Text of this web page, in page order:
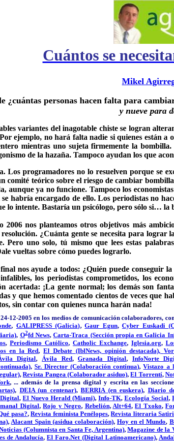
Cuántos se
Mikel
¿cuántas personas hacen falta para
y nueve para
variantes del inagotable chiste se logran
ejemplo, no hará falta nadie si quienes están a
mientras uno sujeta firmemente la
de la hazaña. Tampoco ayudan los que
Los programadores no lo resuelven porque se
comité teórico sobre el riesgo de cambiar
aunque ya no funcione. Tampoco los
habría encargado de ello. Los periodistas no
lo intente. Bastaría un psicólogo, pero sólo si… la
2006 nos planteamos otros objetivos más
¿Cuánta gente se necesita para
Pero uno solo, tú mismo que lees estas
vueltas sobre cómo puedes lograrlo.
nos ayude a todos: ¿Quién puede conseguir
los periodistas comprometidos, los
acertada: ¡La gente normal; los demás son
y que hemos comentado cientos de veces que
sin contar con quienes nunca harán nada!
12-2005 en los medios de comunicación colaboradores,
, GALIPRESS (Galicia),Gaur Egun,Cyber Euskadi
, O2fd News,Carta-Traca (Sección propia en Galicia
, Periodismo Católico, Catholic Exchange, Iglesia.org,
en la Red,El Debate (IblNews, opinión destacada),
Digital,Ávila Red,Granada Digital, InfoNorte
,Sr. Director (Colaboración continua),Vistazo a
,Revista Pangea (Colaborador asiduo),El Torrentí,
, ... además de la prensa digital y escrita en las
, DEIA (un centenar),BERRIA (en euskera), Diario
, El Nuevo Herald (Miami), Info-TK, Ecología Social,
Digital,Rojo y Negro, Rebelión, Alt+64,El Txoko,
pasa?,Revista feminista Penélopes,Revista literaria
,Alacant Spain (asidua colaboración),Hoy en el Mundo,
(Columnista en Santa Fe, Argentina), Magazine de la
de Andalucía,El Faro.Net (Digital Latinoamericano),